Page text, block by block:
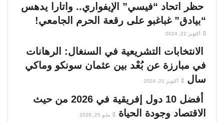
حظر اتحاد “فيسي” الإيفواري.. واتارا يدهس
“بيادق” غباغبو على رقعة الحرم الجامعي!
أكتوبر 22, 2024
الانتخابات التشريعية في السنغال: الرهانات
في مبارزة عن بُعْد بين عثمان سونكو وماكي
سال
أكتوبر 21, 2024
أفضل 10 دول إفريقية في 2026 من حيث
الاقتصاد وجودة الحياة
مايو 25, 2026